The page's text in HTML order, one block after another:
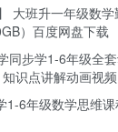
大班升一年级数
）百度网盘下载
同步学1-6年级全
知识点讲解动画视频
1-6年级数学思维